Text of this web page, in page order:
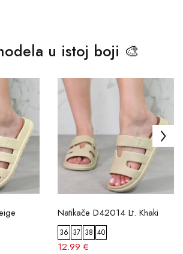
u istoj boji 🎨
Natikače D42014 Lt. Khaki
36 37 38 40
12.99 €